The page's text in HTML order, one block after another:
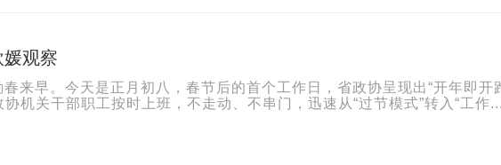
观察
来早。今天是正月初八，春节后的首个工作日，省政协呈现出“开年即开
机关干部职工按时上班，不走动、不串门，迅速从“过节模式”转入“工作...